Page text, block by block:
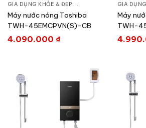
GIA DỤNG KHỎE & ĐẸP, LỌC NƯỚC & MÁY NƯỚC
Máy nước nóng Toshiba
TWH-45EMCPVN(S)-CB
4.090.000 ₫
GIA
Máy
TWH-